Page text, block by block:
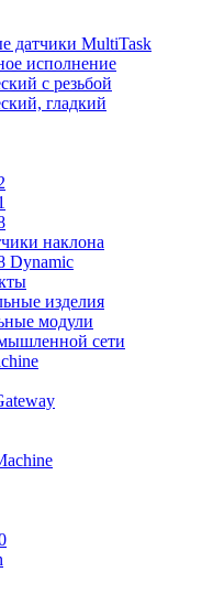
датчики MultiTask
исполнение
с резьбой
гладкий
наклона
Dynamic
изделия
модули
сети